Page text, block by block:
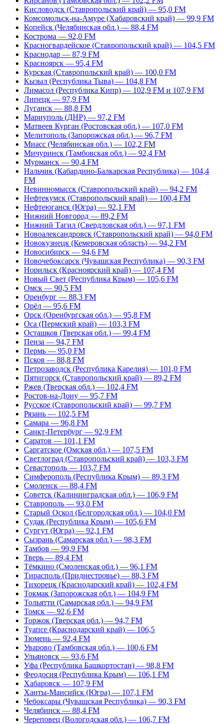
Кисловодск (Ставропольский край) — 95,0 FM
Комсомольск-на-Амуре (Хабаровский край) — 99,9 FM
Копейск (Челябинская обл.) — 88,4 FM
Кострома — 92,0 FM
Красногвардейское (Ставропольский край) — 104,5 FM
Краснодар — 87,9 FM
Красноярск — 95,4 FM
Курская (Ставропольский край) — 100,0 FM
Кызыл (Республика Тыва) — 104,8 FM
Лимасол (Республика Кипр) — 102,9 FM и 107,9 FM
Липецк — 97,9 FM
Луганск — 88,8 FM
Мариуполь (ДНР) — 97,2 FM
Матвеев Курган (Ростовская обл.) — 107,0 FM
Мелитополь (Запорожская обл.) — 96,7 FM
Миасс (Челябинская обл.) — 102,2 FM
Мичуринск (Тамбовская обл.) — 92,4 FM
Мурманск — 90,4 FM
Нальчик (Кабардино-Балкарская Республика) — 104,4
FM
Невинномысск (Ставропольский край) — 94,2 FM
Нефтекумск (Ставропольский край) — 100,4 FM
Нефтеюганск (Югра) — 92,1 FM
Нижний Новгород — 89,2 FM
Нижний Тагил (Свердловская обл.) — 97,1 FM
Новоалександровск (Ставропольский край) — 94,0 FM
Новокузнецк (Кемеровская область) — 94,2 FM
Новосибирск — 94,6 FM
Новочебоксарск (Чувашская Республика) — 90,3 FM
Норильск (Красноярский край) — 107,4 FM
Новый Свет (Республика Крым) — 105,6 FM
Омск — 90,5 FM
Оренбург — 88,3 FM
Орёл — 95,6 FM
Орск (Оренбургская обл.) — 95,8 FM
Оса (Пермский край) — 103,3 FM
Осташков (Тверская обл.) — 99,4 FM
Пенза — 94,7 FM
Пермь — 95,0 FM
Псков — 88,8 FM
Петрозаводск (Республика Карелия) — 101,0 FM
Пятигорск (Ставропольский край) — 89,2 FM
Ржев (Тверская обл.) — 102,4 FM
Ростов-на-Дону — 95,7 FM
Русское (Ставропольский край) — 99,7 FM
Рязань — 102,5 FM
Самара — 96,8 FM
Санкт-Петербург — 92,9 FM
Саратов — 101,1 FM
Саргатское (Омская обл.) — 107,5 FM
Светлоград (Ставропольский край) — 103,3 FM
Севастополь — 103,7 FM
Симферополь (Республика Крым) — 89,3 FM
Смоленск — 88,4 FM
Советск (Калининградская обл.) — 106,9 FM
Ставрополь — 93,0 FM
Старый Оскол (Белгородская обл.) — 104,0 FM
Судак (Республика Крым) — 105,6 FM
Сургут (Югра) — 92,1 FM
Сызрань (Самарская обл.) — 98,3 FM
Тамбов — 99,9 FM
Тверь — 89,4 FM
Тёмкино (Смоленская обл.) — 96,1 FM
Тирасполь (Приднестровье) — 88,3 FM
Тихорецк (Краснодарский край) — 102,4 FM
Токмак (Запорожская обл.) — 104,9 FM
Тольятти (Самарская обл.) — 94,9 FM
Томск — 92,6 FM
Торжок (Тверская обл.) — 94,7 FM
Туапсе (Краснодарский край) — 106,5
Тюмень — 92,4 FM
Уварово (Тамбовская обл.) — 100,6 FM
Ульяновск — 93,6 FM
Уфа (Республика Башкортостан) — 98,8 FM
Феодосия (Республика Крым) — 106,1 FM
Хабаровск — 107,9 FM
Ханты-Мансийск (Югра) — 107,1 FM
Чебоксары (Чувашская Республика) — 90,3 FM
Челябинск — 88,4 FM
Череповец (Вологодская обл.) — 106,7 FM